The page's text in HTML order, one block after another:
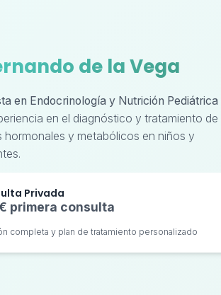
de la Vega
en Endocrinología y Nutrición Pediátrica
en el diagnóstico y tratamiento de
hormonales y metabólicos en niños y
Privada
primera consulta
completa y plan de tratamiento personalizado